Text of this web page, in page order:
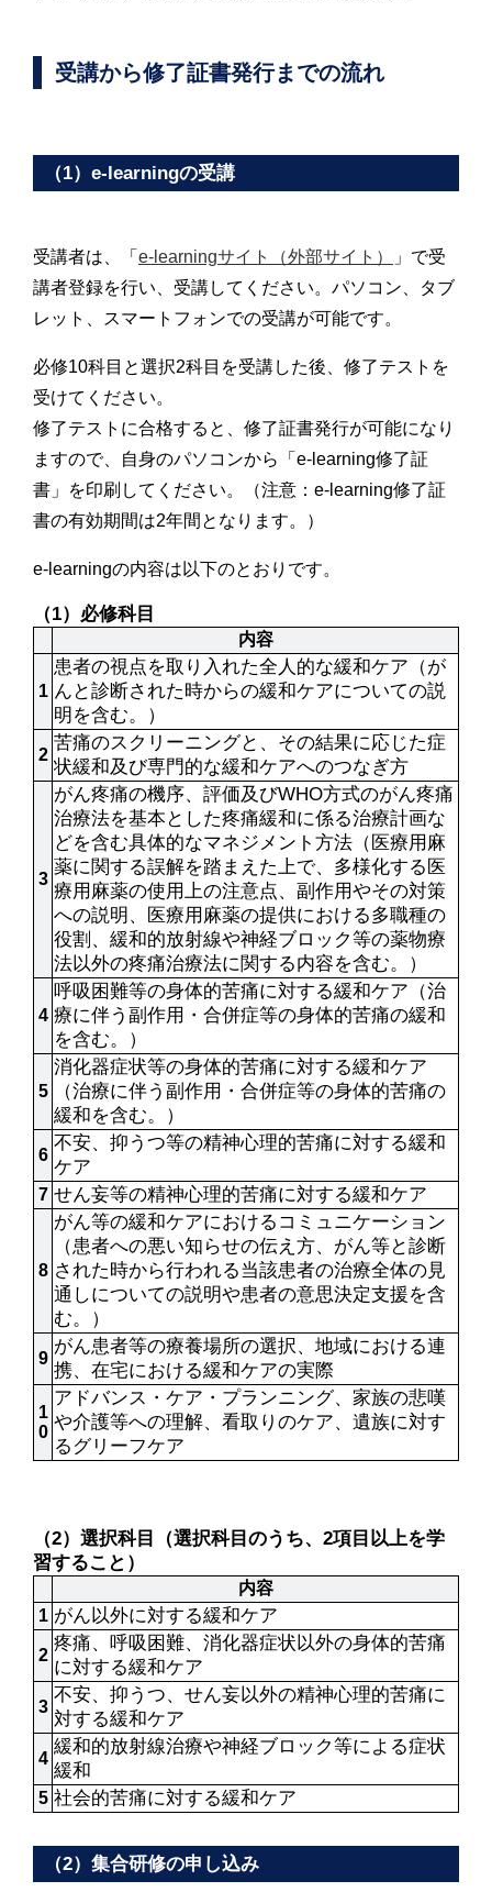
受講から修了証書発行までの流れ
（1）e-learningの受講
受講者は、「 e-learningサイト（外部サイト）
」で受
講者登録を行い、受講してください。パソコン、タブ
レット、スマートフォンでの受講が可能です。
必修10科目と選択2科目を受講した後、修了テストを
受けてください。
修了テストに合格すると、修了証書発行が可能になり
ますので、自身のパソコンから「e-learning修了証
書」を印刷してください。（注意：e-learning修了証
書の有効期間は2年間となります。）
e-learningの内容は以下のとおりです。
（1）必修科目
内容
1
患者の視点を取り入れた全人的な緩和ケア（が
んと診断された時からの緩和ケアについての説
明を含む。）
2
苦痛のスクリーニングと、その結果に応じた症
状緩和及び専門的な緩和ケアへのつなぎ方
3
がん疼痛の機序、評価及びWHO方式のがん疼痛
治療法を基本とした疼痛緩和に係る治療計画な
どを含む具体的なマネジメント方法（医療用麻
薬に関する誤解を踏まえた上で、多様化する医
療用麻薬の使用上の注意点、副作用やその対策
への説明、医療用麻薬の提供における多職種の
役割、緩和的放射線や神経ブロック等の薬物療
法以外の疼痛治療法に関する内容を含む。）
4
呼吸困難等の身体的苦痛に対する緩和ケア（治
療に伴う副作用・合併症等の身体的苦痛の緩和
を含む。）
5
消化器症状等の身体的苦痛に対する緩和ケア
（治療に伴う副作用・合併症等の身体的苦痛の
緩和を含む。）
6
不安、抑うつ等の精神心理的苦痛に対する緩和
ケア
7 せん妄等の精神心理的苦痛に対する緩和ケア
8
がん等の緩和ケアにおけるコミュニケーション
（患者への悪い知らせの伝え方、がん等と診断
された時から行われる当該患者の治療全体の見
通しについての説明や患者の意思決定支援を含
む。）
9
がん患者等の療養場所の選択、地域における連
携、在宅における緩和ケアの実際
1
0
アドバンス・ケア・プランニング、家族の悲嘆
や介護等への理解、看取りのケア、遺族に対す
るグリーフケア
（2）選択科目（選択科目のうち、2項目以上を学
習すること）
内容
1 がん以外に対する緩和ケア
2
疼痛、呼吸困難、消化器症状以外の身体的苦痛
に対する緩和ケア
3
不安、抑うつ、せん妄以外の精神心理的苦痛に
対する緩和ケア
4
緩和的放射線治療や神経ブロック等による症状
緩和
5 社会的苦痛に対する緩和ケア
（2）集合研修の申し込み